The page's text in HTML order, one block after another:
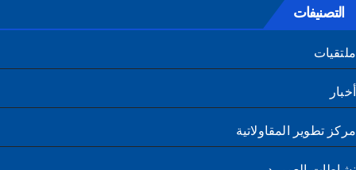
التصنيفات
تطوير المقاولاتية